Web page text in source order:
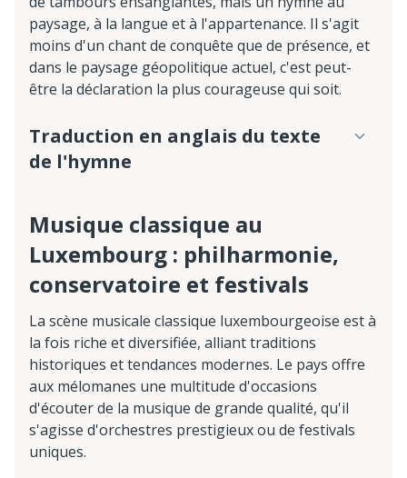
paysage, à la langue et à l'appartenance. Il s'agit
moins d'un chant de conquête que de présence, et
dans le paysage géopolitique actuel, c'est peut-
être la déclaration la plus courageuse qui soit.
Traduction en anglais du texte
de l'hymne
Musique classique au
Luxembourg : philharmonie,
conservatoire et festivals
La scène musicale classique luxembourgeoise est à
la fois riche et diversifiée, alliant traditions
historiques et tendances modernes. Le pays offre
aux mélomanes une multitude d'occasions
d'écouter de la musique de grande qualité, qu'il
s'agisse d'orchestres prestigieux ou de festivals
uniques.